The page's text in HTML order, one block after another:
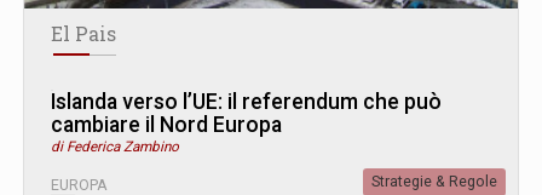
El Pais
Islanda verso l’UE: il referendum che può
cambiare il Nord Europa
di Federica Zambino
EUROPA Strategie & Regole